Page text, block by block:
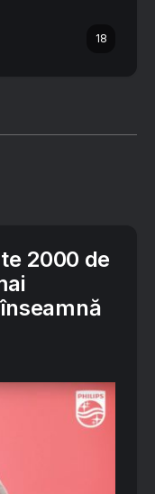
18
2000 de